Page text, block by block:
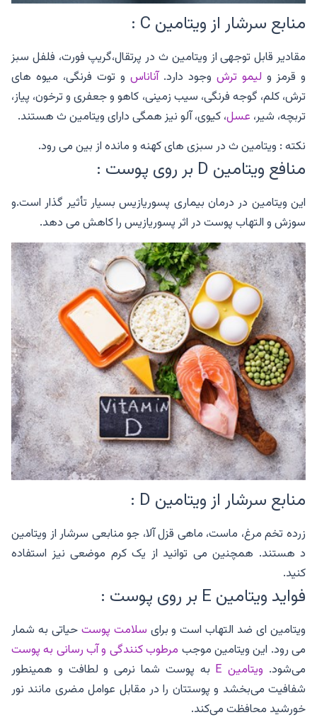
منابع سرشار از ویتامین C :
مقادیر قابل توجهی از ویتامین ث در پرتقال،گریپ فورت، فلفل سبز
و قرمز و لیمو ترش وجود دارد.آناناس و توت فرنگی، میوه های
ترش، کلم، گوجه فرنگی، سیب زمینی، کاهو و جعفری و ترخون، پیاز،
تربچه، شیر، عسل، کیوی، آلو نیز همگی دارای ویتامین ث هستند.
نکته : ویتامین ث در سبزی های کهنه و مانده از بین می رود.
منافع ویتامین D بر روی پوست :
این ویتامین در درمان بیماری پسوریازیس بسیار تأثیر گذار است.و
سوزش و التهاب پوست در اثر پسوریازیس را کاهش می دهد.
منابع سرشار از ویتامین D :
زرده تخم مرغ، ماست، ماهی قزل آلا، جو منابعی سرشار از ویتامین
د هستند. همچنین می توانید از یک کرم موضعی نیز استفاده
کنید.
فواید ویتامین E بر روی پوست :
ویتامین ای ضد التهاب است و برای سلامت پوستحیاتی به شمار
می رود. این ویتامین موجب مرطوب کنندگی و آب رسانی به پوست
می‌شود. ویتامین E
به پوست شما نرمی و لطافت و همینطور
شفافیت می‌بخشد و پوستتان را در مقابل عوامل مضری مانند نور
خورشید محافظت می‌کند.